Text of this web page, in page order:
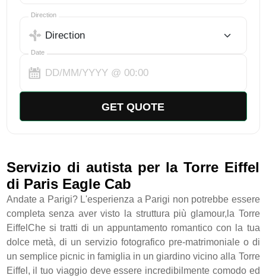
Direction
Select Trip Direction
Date
GET QUOTE
Servizio di autista per la Torre Eiffel
di Paris Eagle Cab
Andate a Parigi? L'esperienza a Parigi non potrebbe essere
completa senza aver visto la struttura più glamour,la Torre
EiffelChe si tratti di un appuntamento romantico con la tua
dolce metà, di un servizio fotografico pre-matrimoniale o di
un semplice picnic in famiglia in un giardino vicino alla Torre
Eiffel, il tuo viaggio deve essere incredibilmente comodo ed